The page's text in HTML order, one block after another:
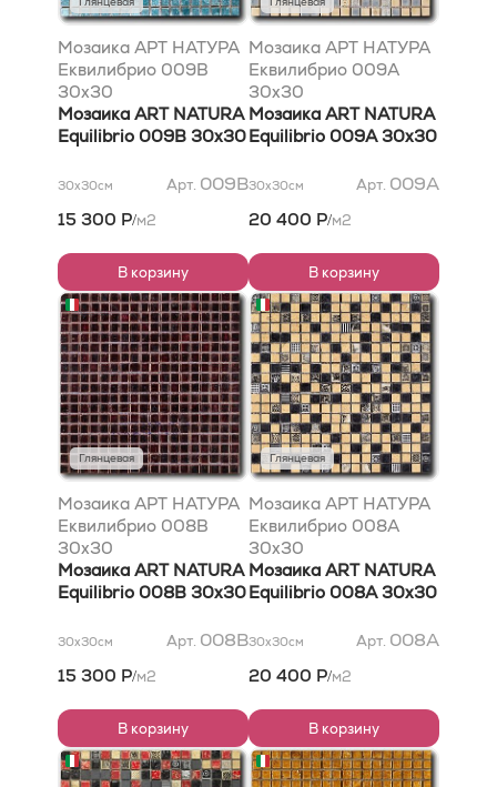
Мозаика АРТ НАТУРА
Еквилибрио 009B
30x30
Мозаика ART NATURA
Equilibrio 009B 30x30
30x30см Арт. 009B
15 300 Р/м2
В корзину
Мозаика АРТ НАТУРА
Еквилибрио 009A
30x30
Мозаика ART NATURA
Equilibrio 009A 30x30
30x30см Арт. 009A
20 400 Р/м2
В корзину
Глянцевая
Мозаика АРТ НАТУРА
Еквилибрио 008B
30x30
Мозаика ART NATURA
Equilibrio 008B 30x30
30x30см Арт. 008B
15 300 Р/м2
В корзину
Глянцевая
Мозаика АРТ НАТУРА
Еквилибрио 008A
30x30
Мозаика ART NATURA
Equilibrio 008A 30x30
30x30см Арт. 008A
20 400 Р/м2
В корзину